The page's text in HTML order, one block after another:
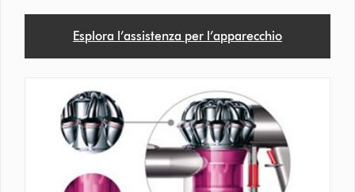
Esplora l’assistenza per l’apparecchio